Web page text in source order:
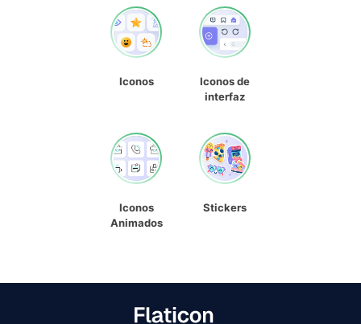
Iconos
Iconos de
interfaz
Iconos
Animados
Stickers